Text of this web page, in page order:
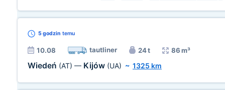
5 godzin temu
10.08 tautliner 24 t 86 m³
Wiedeń (AT) — Kijów (UA) ~ 1325 km